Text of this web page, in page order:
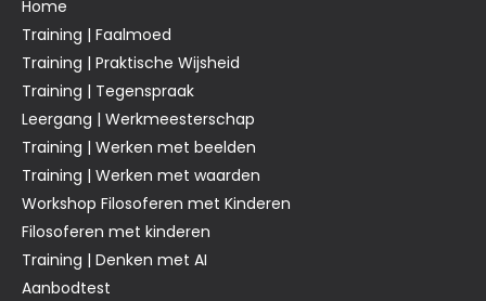
Home
Training | Faalmoed
Training | Praktische Wijsheid
Training | Tegenspraak
Leergang | Werkmeesterschap
Training | Werken met beelden
Training | Werken met waarden
Workshop Filosoferen met Kinderen
Filosoferen met kinderen
Training | Denken met AI
Aanbodtest